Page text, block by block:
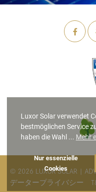
Luxor Solar verwendet
bestmöglichen Service
haben die Wahl ... Mehr
Nur essenzielle
Cookies
© 2026 LUXOR SOLAR |
データープライバシー